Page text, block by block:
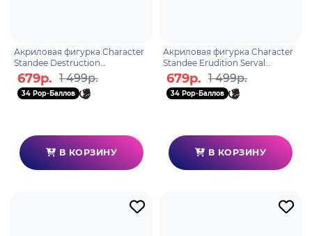
Акриловая фигурка Character
Standee Destruction
6976068142621
679р. 1 499р.
34 Pop-Баллов
В КОРЗИНУ
Акриловая фигурка Character
Standee Erudition Serval
6976068142584
679р. 1 499р.
34 Pop-Баллов
В КОРЗИНУ